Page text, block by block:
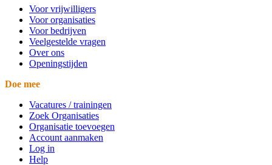
Voor vrijwilligers
Voor organisaties
Voor bedrijven
Veelgestelde vragen
Over ons
Openingstijden
Doe mee
Vacatures / trainingen
Zoek Organisaties
Organisatie toevoegen
Account aanmaken
Log in
Help